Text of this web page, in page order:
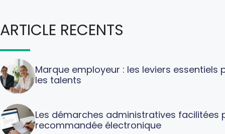
ARTICLE RECENTS
Marque employeur : les leviers
les talents
Les démarches administratives facilitées
recommandée électronique